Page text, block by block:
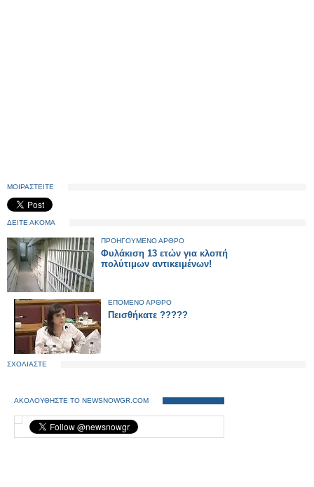
ΜΟΙΡΑΣΤΕΙΤΕ
ΔΕΙΤΕ ΑΚΟΜΑ
ΠΡΟΗΓΟΥΜΕΝΟ ΑΡΘΡΟ
Φυλάκιση 13 ετών για κλοπή
πολύτιμων αντικειμένων!
ΕΠΟΜΕΝΟ ΑΡΘΡΟ
Πεισθήκατε ?????
ΣΧΟΛΙΑΣΤΕ
ΑΚΟΛΟΥΘΗΣΤΕ ΤΟ NEWSNOWGR.COM